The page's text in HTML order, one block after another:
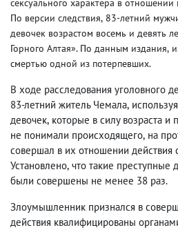
сексуального характера в отношении
По версии следствия, 83-летний
девочек возрастом восемь и девять
Горного Алтая». По данным издания,
смертью одной из потерпевших.
В ходе расследования уголовного
83-летний житель Чемала,
девочек, которые в силу возраста и
не понимали происходящего, на
совершал в их отношении действия
Установлено, что такие преступные
были совершены не менее 38 раз.
Злоумышленник признался в
действия квалифицированы